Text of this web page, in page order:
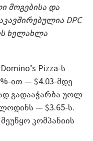
მოგებისა და
DPC
ხელახლა
Pizza-ს
ით — $4.03-მდე
გადააჭარბა უოლ
— $3.65-ს.
კომპანიის